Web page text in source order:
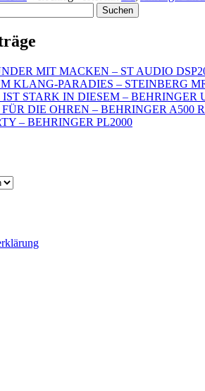
MIT MACKEN – ST AUDIO
KLANG-PARADIES – STEINBERG
STARK IN DIESEM –
DIE OHREN – BEHRINGER A500
– BEHRINGER PL2000